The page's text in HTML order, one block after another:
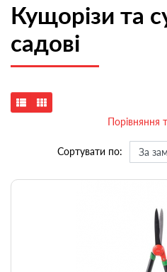
Кущорізи та
садові
Порівняння
Сортувати по: